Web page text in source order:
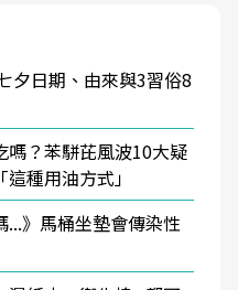
夕日期、由來與3習俗8
嗎？苯駢芘風波10大疑
種用油方式」
...》馬桶坐墊會傳染性